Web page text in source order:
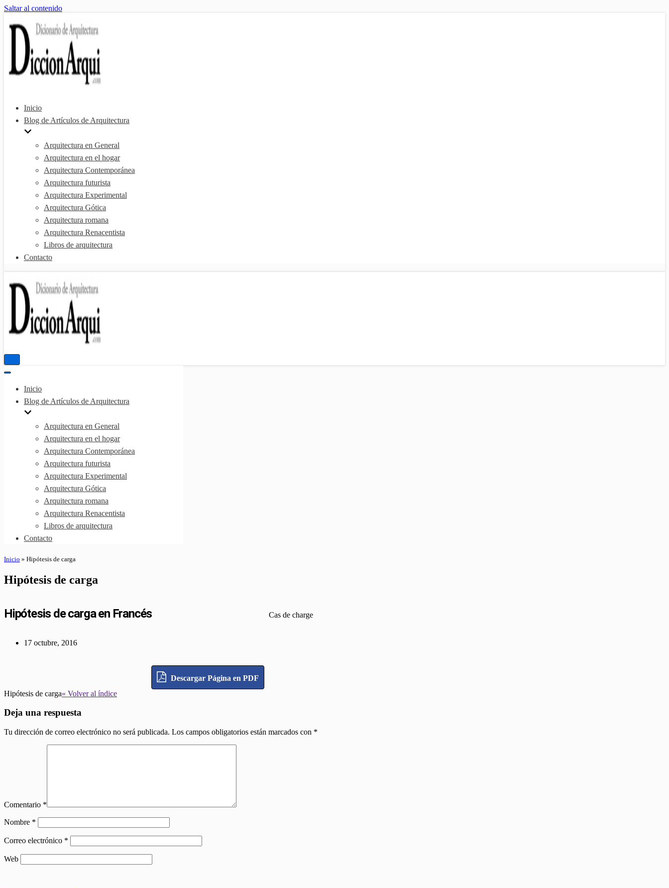
Saltar al contenido
Inicio
Blog de Artículos de Arquitectura
Arquitectura en General
Arquitectura en el hogar
Arquitectura Contemporánea
Arquitectura futurista
Arquitectura Experimental
Arquitectura Gótica
Arquitectura romana
Arquitectura Renacentista
Libros de arquitectura
Contacto
Menú
Menú
navegación
Inicio
Blog de Artículos de Arquitectura
Arquitectura en General
Arquitectura en el hogar
Arquitectura Contemporánea
Arquitectura futurista
Arquitectura Experimental
Arquitectura Gótica
Arquitectura romana
Arquitectura Renacentista
Libros de arquitectura
Contacto
Inicio » Hipótesis de carga
Hipótesis de carga
Hipótesis de carga en Francés Cas de charge
17 octubre, 2016
Descargar Página en PDF
Hipótesis de carga« Volver al índice
Deja una respuesta
Tu dirección de correo electrónico no será publicada. Los campos obligatorios están marcados con *
Comentario *
Nombre *
Correo electrónico *
Web